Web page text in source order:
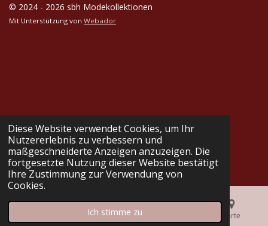
Diese Website verwendet Cookies, um Ihr
Nutzererlebnis zu verbessern und
maßgeschneiderte Anzeigen anzuzeigen. Die
fortgesetzte Nutzung dieser Website bestätigt
Ihre Zustimmung zur Verwendung von
Cookies.
Ich stimme zu
© 2024 - 2026 sbh Modekollektionen
Mit Unterstützung von Webador
Telefon Karte